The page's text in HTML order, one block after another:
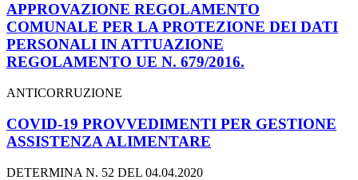
APPROVAZIONE REGOLAMENTO
COMUNALE PER LA PROTEZIONE DEI DATI
PERSONALI IN ATTUAZIONE
REGOLAMENTO UE N. 679/2016.
ANTICORRUZIONE
COVID-19 PROVVEDIMENTI PER GESTIONE
ASSISTENZA ALIMENTARE
DETERMINA N. 52 DEL 04.04.2020